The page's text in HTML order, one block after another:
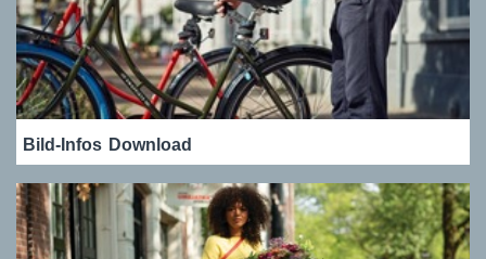
Bild-Infos Download